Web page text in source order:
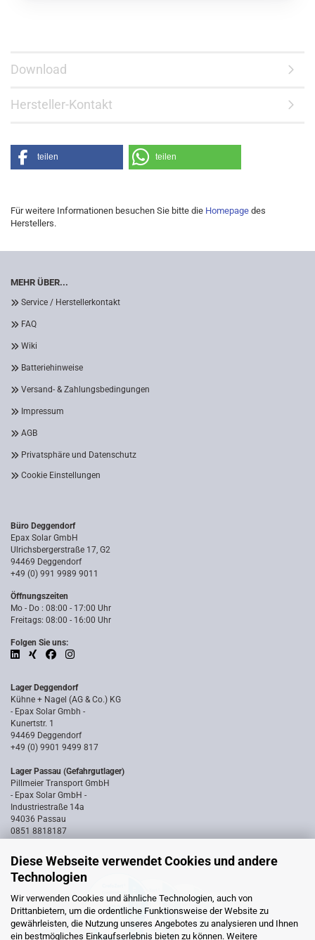
Diese Webseite verwendet Cookies und andere
Technologien
Wir verwenden Cookies und ähnliche Technologien, auch von
Drittanbietern, um die ordentliche Funktionsweise der Website zu
gewährleisten, die Nutzung unseres Angebotes zu analysieren und Ihnen
ein bestmögliches Einkaufserlebnis bieten zu können. Weitere
Download
Hersteller-Kontakt
teilen teilen
Für weitere Informationen besuchen Sie bitte die Homepage des
Herstellers.
MEHR ÜBER...
Service / Herstellerkontakt
FAQ
Wiki
Batteriehinweise
Versand- & Zahlungsbedingungen
Impressum
AGB
Privatsphäre und Datenschutz
Cookie Einstellungen
Büro Deggendorf
Epax Solar GmbH
Ulrichsbergerstraße 17, G2
94469 Deggendorf
+49 (0) 991 9989 9011
Öffnungszeiten
Mo - Do : 08:00 - 17:00 Uhr
Freitags: 08:00 - 16:00 Uhr
Folgen Sie uns:
Lager Deggendorf
Kühne + Nagel (AG & Co.) KG
- Epax Solar Gmbh -
Kunertstr. 1
94469 Deggendorf
+49 (0) 9901 9499 817
Lager Passau (Gefahrgutlager)
Pillmeier Transport GmbH
- Epax Solar GmbH -
Industriestraße 14a
94036 Passau
0851 8818187